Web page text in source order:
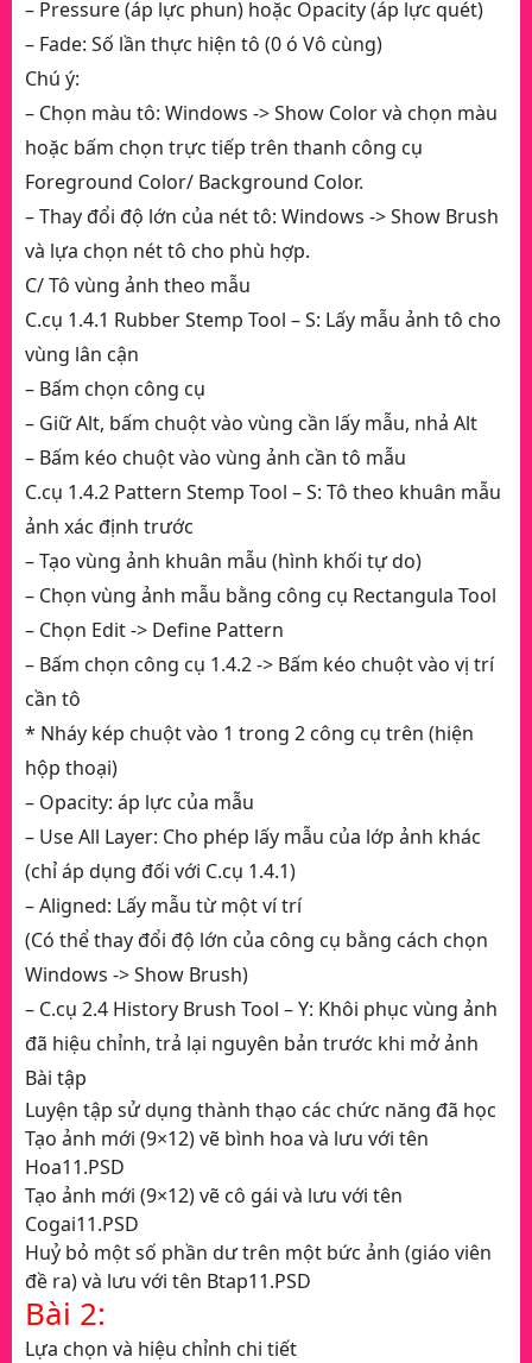
– Pressure (áp lực phun) hoặc Opacity (áp lực quét)
– Fade: Số lần thực hiện tô (0 ó Vô cùng)
Chú ý:
– Chọn màu tô: Windows -> Show Color và chọn màu
hoặc bấm chọn trực tiếp trên thanh công cụ
Foreground Color/ Background Color.
– Thay đổi độ lớn của nét tô: Windows -> Show Brush
và lựa chọn nét tô cho phù hợp.
C/ Tô vùng ảnh theo mẫu
C.cụ 1.4.1 Rubber Stemp Tool – S: Lấy mẫu ảnh tô cho
vùng lân cận
– Bấm chọn công cụ
– Giữ Alt, bấm chuột vào vùng cần lấy mẫu, nhả Alt
– Bấm kéo chuột vào vùng ảnh cần tô mẫu
C.cụ 1.4.2 Pattern Stemp Tool – S: Tô theo khuân mẫu
ảnh xác định trước
– Tạo vùng ảnh khuân mẫu (hình khối tự do)
– Chọn vùng ảnh mẫu bằng công cụ Rectangula Tool
– Chọn Edit -> Define Pattern
– Bấm chọn công cụ 1.4.2 -> Bấm kéo chuột vào vị trí
cần tô
* Nháy kép chuột vào 1 trong 2 công cụ trên (hiện
hộp thoại)
– Opacity: áp lực của mẫu
– Use All Layer: Cho phép lấy mẫu của lớp ảnh khác
(chỉ áp dụng đối với C.cụ 1.4.1)
– Aligned: Lấy mẫu từ một ví trí
(Có thể thay đổi độ lớn của công cụ bằng cách chọn
Windows -> Show Brush)
– C.cụ 2.4 History Brush Tool – Y: Khôi phục vùng ảnh
đã hiệu chỉnh, trả lại nguyên bản trước khi mở ảnh
Bài tập
Luyện tập sử dụng thành thạo các chức năng đã học
Tạo ảnh mới (9×12) vẽ bình hoa và lưu với tên
Hoa11.PSD
Tạo ảnh mới (9×12) vẽ cô gái và lưu với tên
Cogai11.PSD
Huỷ bỏ một số phần dư trên một bức ảnh (giáo viên
đề ra) và lưu với tên Btap11.PSD
Bài 2:
Lựa chọn và hiệu chỉnh chi tiết